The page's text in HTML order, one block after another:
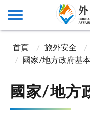
首頁 旅外安全
國家/地方政府基
國家/地方